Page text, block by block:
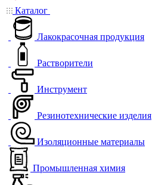
Каталог
Лакокрасочная продукция
Растворители
Инструмент
Резинотехнические изделия
Изоляционные материалы
Промышленная химия